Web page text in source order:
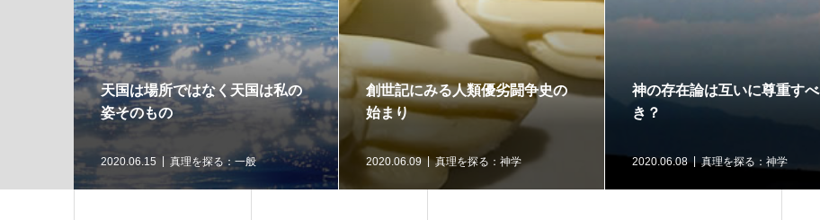
天国は場所ではなく天国は私の
姿そのもの
2020.06.15 真理を探る：一般
創世記にみる人類優劣闘争史の
始まり
2020.06.09 真理を探る：神学
神の存在論は互いに尊重すべ
き？
2020.06.08 真理を探る：神学